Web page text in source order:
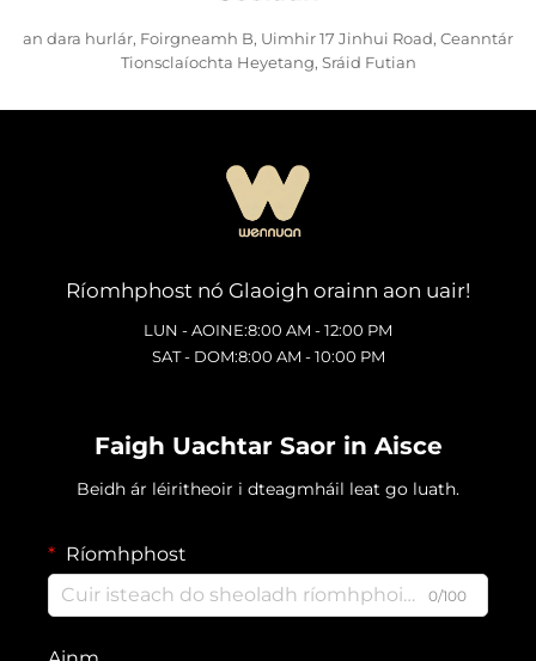
an dara hurlár, Foirgneamh B, Uimhir 17 Jinhui Road, Ceanntár
Tionsclaíochta Heyetang, Sráid Futian
Ríomhphost nó Glaoigh orainn aon uair!
LUN - AOINE:8:00 AM - 12:00 PM
SAT - DOM:8:00 AM - 10:00 PM
Faigh Uachtar Saor in Aisce
Beidh ár léiritheoir i dteagmháil leat go luath.
Ríomhphost
0/100